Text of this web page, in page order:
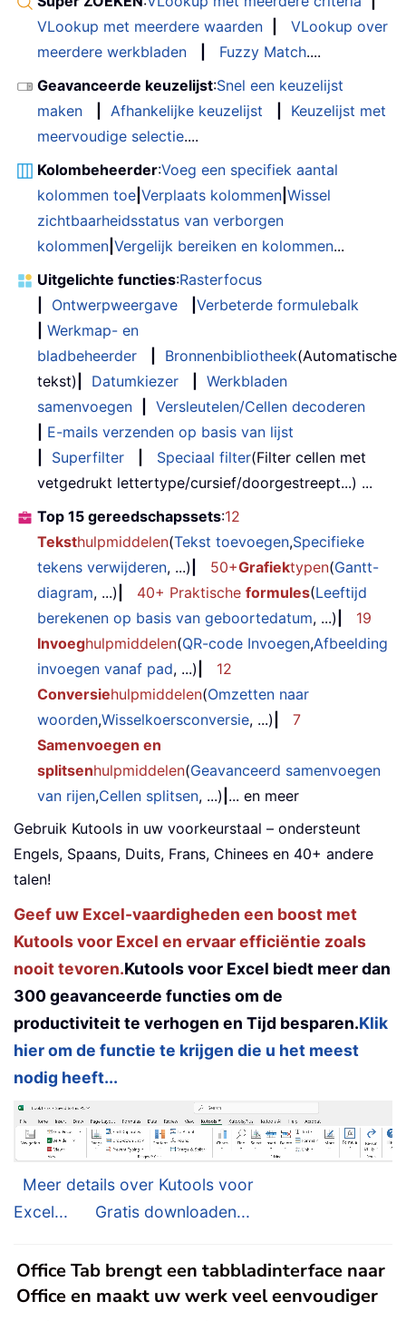
VLookup met meerdere waarden
VLookup over
meerdere werkbladen
Fuzzy Match....
Geavanceerde keuzelijst:Snel een keuzelijst
maken
Afhankelijke keuzelijst
Keuzelijst met
meervoudige selectie....
Kolombeheerder:Voeg een specifiek aantal
kolommen toe Verplaats kolommen Wissel
zichtbaarheidsstatus van verborgen
kolommen Vergelijk bereiken en kolommen...
Uitgelichte functies:Rasterfocus
Ontwerpweergave
Verbeterde formulebalk
Werkmap- en
bladbeheerder
Bronnenbibliotheek(Automatische
tekst)
Datumkiezer
Werkbladen
samenvoegen
Versleutelen/Cellen decoderen
E-mails verzenden op basis van lijst
Superfilter Speciaal filter(Filter cellen met
vetgedrukt lettertype/cursief/doorgestreept...) ...
Top 15 gereedschapssets:12
Teksthulpmiddelen(Tekst toevoegen,Specifieke
tekens verwijderen, ...) 50+Grafiektypen(Gantt-
diagram, ...) 40+ Praktische formules(Leeftijd
berekenen op basis van geboortedatum, ...)
19
Invoeghulpmiddelen(QR-code Invoegen,Afbeelding
invoegen vanaf pad, ...)
12
Conversiehulpmiddelen(Omzetten naar
woorden,Wisselkoersconversie, ...)
7
Samenvoegen en
splitsenhulpmiddelen(Geavanceerd samenvoegen
van rijen,Cellen splitsen, ...) ... en meer
Gebruik Kutools in uw voorkeurstaal – ondersteunt
Engels, Spaans, Duits, Frans, Chinees en 40+ andere
talen!
Geef uw Excel-vaardigheden een boost met
Kutools voor Excel en ervaar efficiëntie zoals
nooit tevoren.Kutools voor Excel biedt meer dan
300 geavanceerde functies om de
productiviteit te verhogen en Tijd besparen.Klik
hier om de functie te krijgen die u het meest
nodig heeft...
Meer details over Kutools voor
Excel...
Gratis downloaden...
Office Tab brengt een tabbladinterface naar
Office en maakt uw werk veel eenvoudiger